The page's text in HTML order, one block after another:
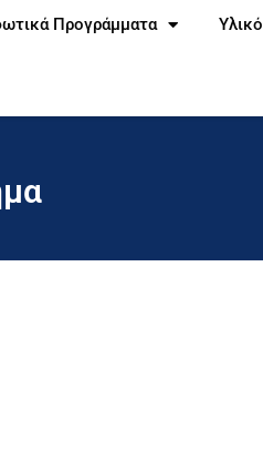
Προγράμματα Υλικό